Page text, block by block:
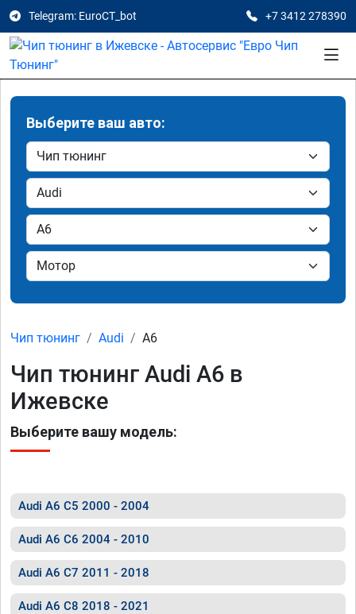
Telegram: EuroCT_bot +7 3412 278390
Выберите ваш авто:
Чип тюнинг Audi A6
Чип тюнинг Audi A6 в
Ижевске
Выберите вашу модель:
Audi A6 C5 2000 - 2004
Audi A6 C6 2004 - 2010
Audi A6 C7 2011 - 2018
Audi A6 C8 2018 - 2021